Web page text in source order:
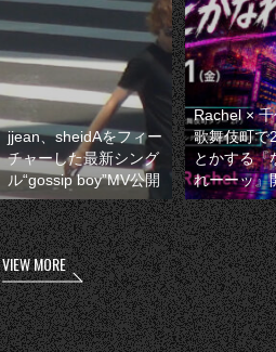
jjean、sheidAをフィー
チャーした最新シング
ル“gossip boy”MV公開
Rachel ×
歌舞伎町で
とかする『
れーーッ』
VIEW MORE